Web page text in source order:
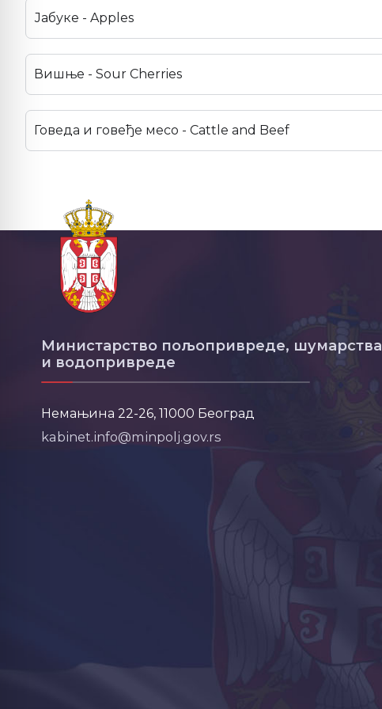
Јабуке - Apples
Вишње - Sour Cherries
Говеда и говеђе месо - Cattle and Beef
Министарство пољопривреде, шумарства
и водопривреде
Немањина 22-26, 11000 Београд
kabinet.info@minpolj.gov.rs